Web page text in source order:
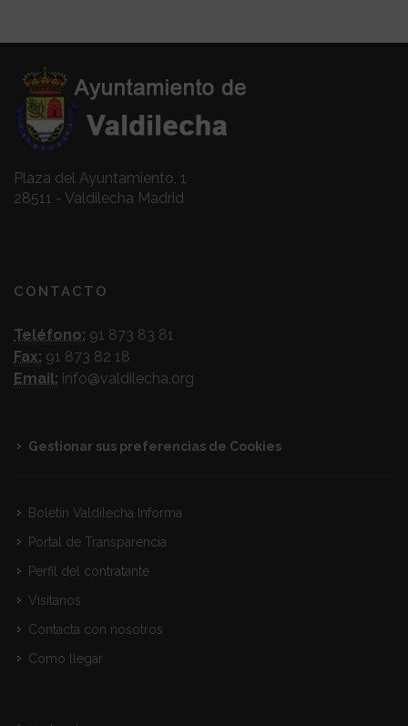
Plaza del Ayuntamiento, 1
28511 - Valdilecha Madrid
CONTACTO
Teléfono: 91 873 83 81
Fax: 91 873 82 18
Email: info@valdilecha.org
Gestionar sus preferencias de Cookies
Boletín Valdilecha Informa
Portal de Transparencia
Perfil del contratante
Visitanos
Contacta con nosotros
Como llegar